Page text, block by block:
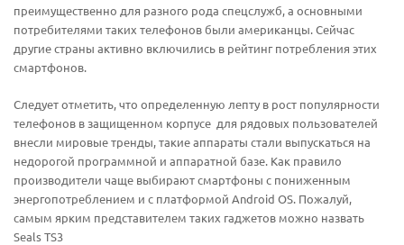
преимущественно для разного рода спецслужб, а основными
потребителями таких телефонов были американцы. Сейчас
другие страны активно включились в рейтинг потребления этих
смартфонов.
Следует отметить, что определенную лепту в рост популярности
телефонов в защищенном корпусе для рядовых пользователей
внесли мировые тренды, такие аппараты стали выпускаться на
недорогой программной и аппаратной базе. Как правило
производители чаще выбирают смартфоны с пониженным
энергопотреблением и с платформой Android OS. Пожалуй,
самым ярким представителем таких гаджетов можно назвать
Seals TS3